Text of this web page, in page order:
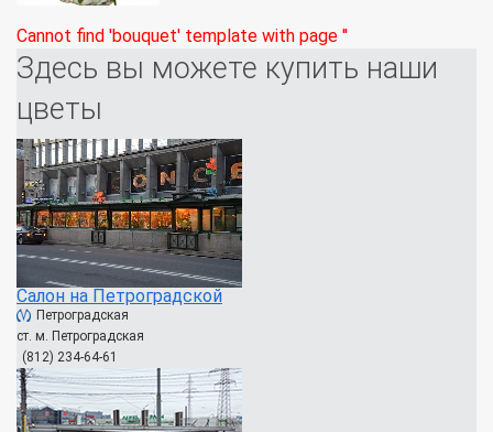
Cannot find 'bouquet' template with page ''
Здесь вы можете купить наши
цветы
Салон на Петроградской
Петроградская
ст. м. Петроградская
(812) 234-64-61